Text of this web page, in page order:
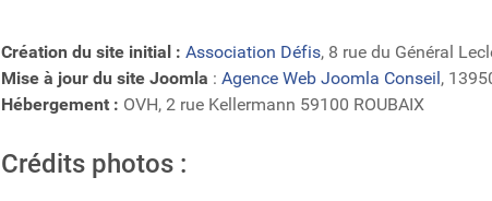
Création du site initial : Association Défis, 8 rue du Général
Mise à jour du site Joomla : Agence Web Joomla Conseil ,
Hébergement : OVH, 2 rue Kellermann 59100 ROUBAIX
Crédits photos :